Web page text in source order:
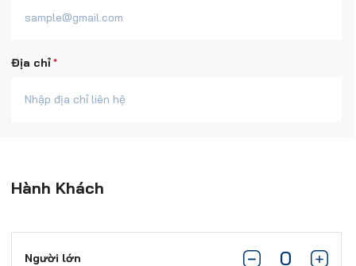
Địa chỉ*
Hành Khách
Người lớn